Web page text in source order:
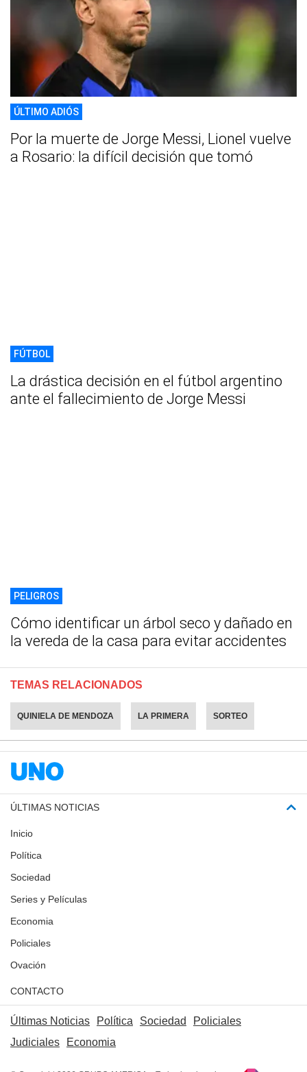
ÚLTIMO ADIÓS
Por la muerte de Jorge Messi, Lionel vuelve
a Rosario: la difícil decisión que tomó
FÚTBOL
La drástica decisión en el fútbol argentino
ante el fallecimiento de Jorge Messi
PELIGROS
Cómo identificar un árbol seco y dañado en
la vereda de la casa para evitar accidentes
TEMAS RELACIONADOS
QUINIELA DE MENDOZA LA PRIMERA SORTEO
ÚLTIMAS NOTICIAS
Inicio
Política
Sociedad
Series y Películas
Economia
Policiales
Ovación
CONTACTO
Últimas Noticias Política Sociedad
Policiales
Judiciales
Economia